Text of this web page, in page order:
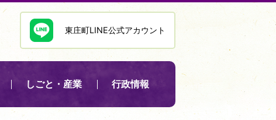
東庄町LINE公式アカウント
しごと・産業 行政情報